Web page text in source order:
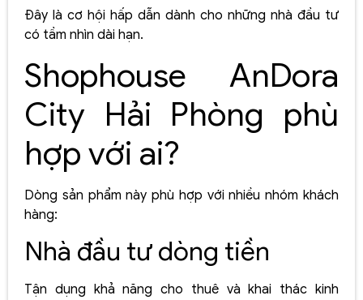
Đây là cơ hội hấp dẫn dành cho những nhà đầu tư
có tầm nhìn dài hạn.
Shophouse AnDora
City Hải Phòng phù
hợp với ai?
Dòng sản phẩm này phù hợp với nhiều nhóm khách
hàng:
Nhà đầu tư dòng tiền
Tận dụng khả năng cho thuê và khai thác kinh